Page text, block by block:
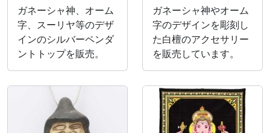
ガネーシャ神、オーム
字、スーリヤ等のデザ
インのシルバーペンダ
ントトップを販売。
ガネーシャ神やオーム
字のデザインを彫刻し
た白檀のアクセサリー
を販売しています。